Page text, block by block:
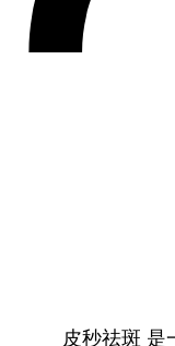
皮秒祛斑 是